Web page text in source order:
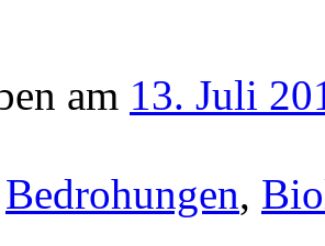
am 13. Juli
Bedrohungen,